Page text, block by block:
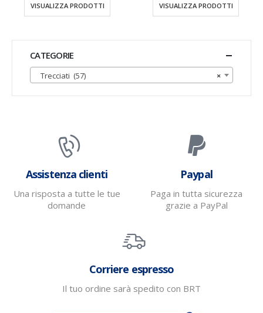
VISUALIZZA PRODOTTI VISUALIZZA PRODOTTI
CATEGORIE
×
Trecciati (57)
Assistenza clienti
Una risposta a tutte le tue
domande
Paypal
Paga in tutta sicurezza
grazie a PayPal
Corriere espresso
Il tuo ordine sarà spedito con BRT